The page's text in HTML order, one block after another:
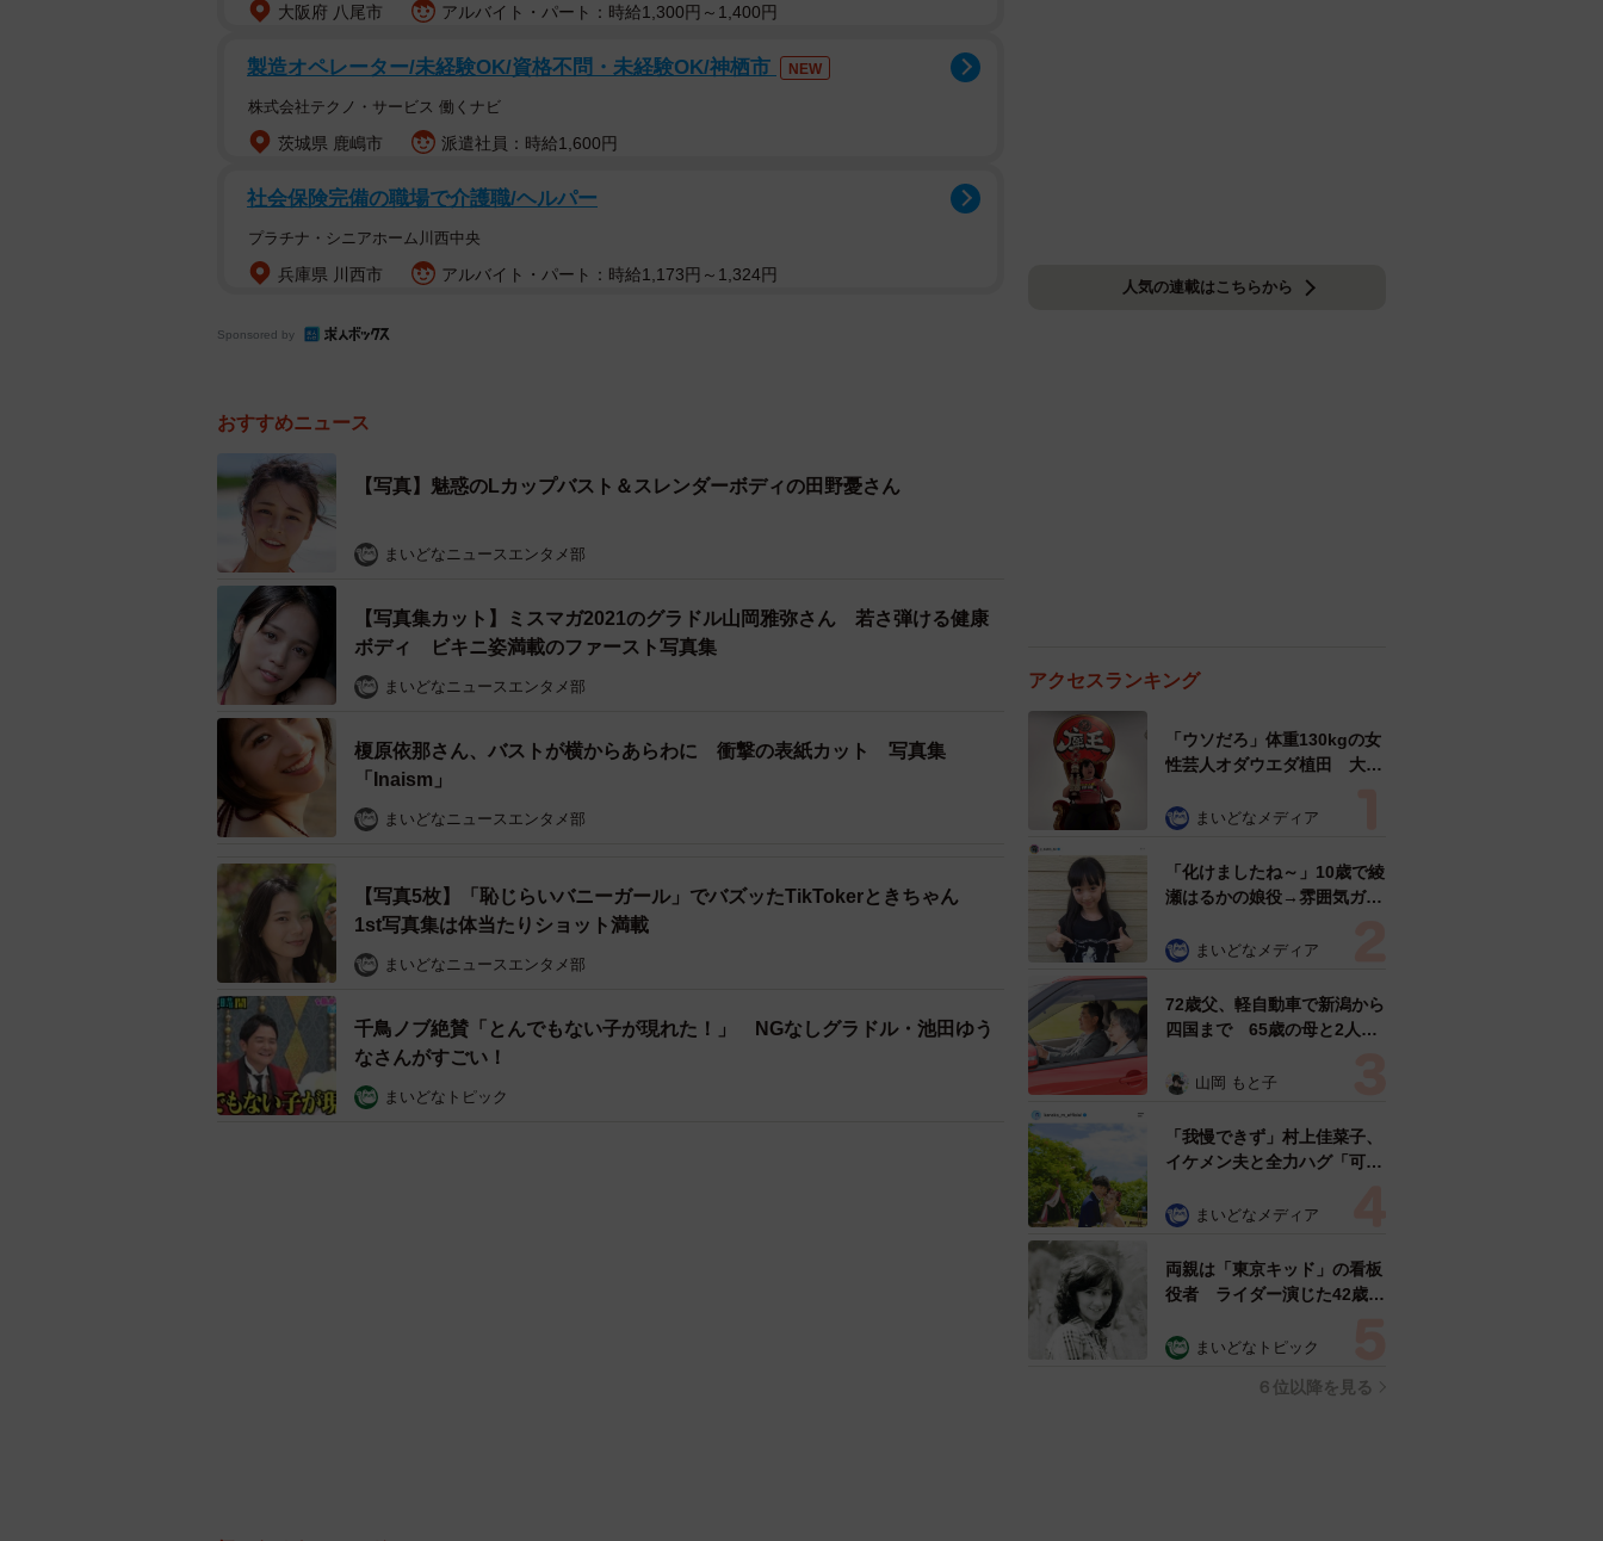
大阪府 八尾市 アルバイト・パート：時給1,300円～1,400円
製造オペレーター/未経験OK/資格不問・未経験OK/神栖市 NEW
株式会社テクノ・サービス 働くナビ
茨城県 鹿嶋市 派遣社員：時給1,600円
社会保険完備の職場で介護職/ヘルパー
プラチナ・シニアホーム川西中央
兵庫県 川西市 アルバイト・パート：時給1,173円～1,324円
Sponsored by
おすすめニュース
【写真】魅惑のLカップバスト＆スレンダーボディの田野憂さん
まいどなニュースエンタメ部
【写真集カット】ミスマガ2021のグラドル山岡雅弥さん 若さ弾ける健康
ボディ ビキニ姿満載のファースト写真集
まいどなニュースエンタメ部
榎原依那さん、バストが横からあらわに 衝撃の表紙カット 写真集
「Inaism」
まいどなニュースエンタメ部
【写真5枚】「恥じらいバニーガール」でバズッたTikTokerときちゃん
1st写真集は体当たりショット満載
まいどなニュースエンタメ部
千鳥ノブ絶賛「とんでもない子が現れた！」 NGなしグラドル・池田ゆう
なさんがすごい！
まいどなトピック
人気の連載はこちらから
アクセスランキング
「ウソだろ」体重130kgの女
性芸人オダウエダ植田 大学
で」 まいどなメディア
「化けましたね～」10歳で綾
瀬はるかの娘役→雰囲気ガラ
雰囲気が」「宝塚に入れそ
まいどなメディア
72歳父、軽自動車で新潟から
四国まで 65歳の母と2人で
憩まで分刻み… 「大学生で
山岡 もと子
「我慢できず」村上佳菜子、
イケメン夫と全力ハグ「可愛
まいどなメディア
両親は「東京キッド」の看板
役者 ライダー演じた42歳元
ングフォト」計画を明言
まいどなトピック
６位以降を見る